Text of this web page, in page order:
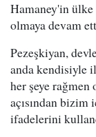
Hamaney'in
olmaya devam
Pezeşkiyan,
anda kendisiyle
her şeye
açısından bizim
ifadelerini